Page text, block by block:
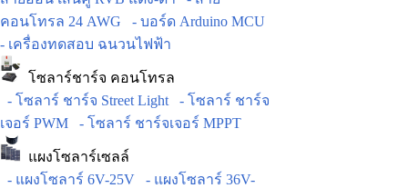
คอนโทรล 24 AWG
- บอร์ด Arduino MCU
- เครื่องทดสอบ ฉนวนไฟฟ้า
โซลาร์ชาร์จ คอนโทรล
- โซลาร์ ชาร์จ Street Light
- โซลาร์ ชาร์จ
เจอร์ PWM
- โซลาร์ ชาร์จเจอร์ MPPT
แผงโซลาร์เซลล์
- แผงโซลาร์ 6V-25V
- แผงโซลาร์ 36V-